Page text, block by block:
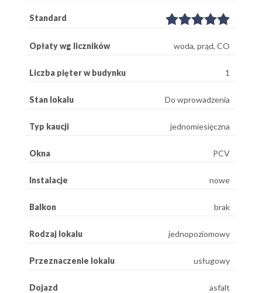
Standard
Opłaty wg liczników woda, prąd, CO
Liczba pięter w budynku 1
Stan lokalu Do wprowadzenia
Typ kaucji jednomiesięczna
Okna PCV
Instalacje nowe
Balkon brak
Rodzaj lokalu jednopoziomowy
Przeznaczenie lokalu usługowy
Dojazd asfalt